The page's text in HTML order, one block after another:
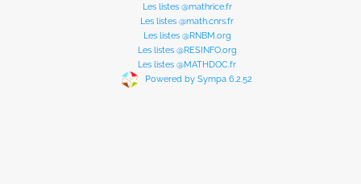
Les listes @mathrice.fr
Les listes @math.cnrs.fr
Les listes @RNBM.org
Les listes @RESINFO.org
Les listes @MATHDOC.fr
Powered by Sympa 6.2.52